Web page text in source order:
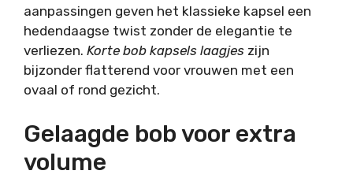
aanpassingen geven het klassieke kapsel een
hedendaagse twist zonder de elegantie te
verliezen. Korte bob kapsels laagjes zijn
bijzonder flatterend voor vrouwen met een
ovaal of rond gezicht.
Gelaagde bob voor extra
volume